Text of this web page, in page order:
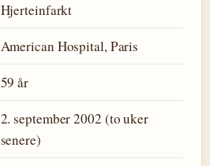
Hjerteinfarkt
American Hospital, Paris
59 år
2. september 2002 (to uker
senere)